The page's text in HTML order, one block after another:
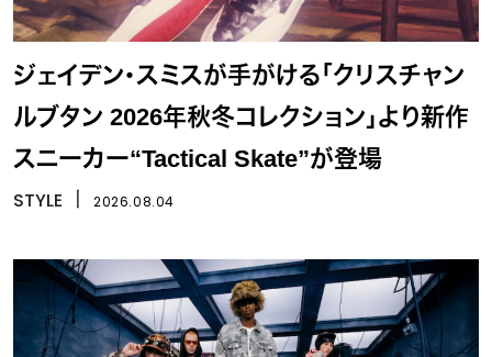
ジェイデン・スミスが手がける「クリスチャン
ルブタン 2026年秋冬コレクション」より新作
スニーカー“Tactical Skate”が登場
STYLE 2026.08.04